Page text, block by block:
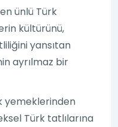
ünlü Türk
kültürünü,
yansıtan
ayrılmaz bir
yemeklerinden
Türk tatlılarına